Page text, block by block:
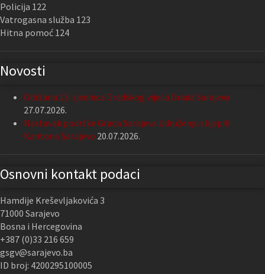
Policija 122
Vatrogasna služba 123
Hitna pomoć 124
Novosti
Održana 13. sjednica Gradskog vijeća Grada Sarajeva
27.07.2026.
Nastavak podrške Grada Sarajeva Udruženju slijepih
Kantona Sarajevo 20.07.2026.
Osnovni kontakt podaci
Hamdije Kreševljakovića 3
71000 Sarajevo
Bosna i Hercegovina
+387 (0)33 216 659
gsgv@sarajevo.ba
ID broj: 4200295100005